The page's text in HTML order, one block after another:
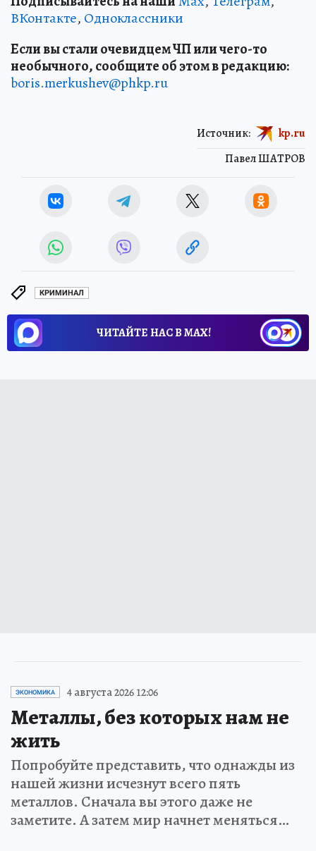
ВКонтакте, Одноклассники
Если вы стали очевидцем ЧП или чего-то
необычного, сообщите об этом в редакцию:
boris.merkushev@phkp.ru
Павел ШАТРОВ
Источник: kp.ru
КРИМИНАЛ
ЧИТАЙТЕ НАС В МАХ!
ЭКОНОМИКА 4 августа 2026 12:06
Металлы, без которых нам не
жить
Попробуйте представить, что однажды из
нашей жизни исчезнут всего пять
металлов. Сначала вы этого даже не
заметите. А затем мир начнет меняться…